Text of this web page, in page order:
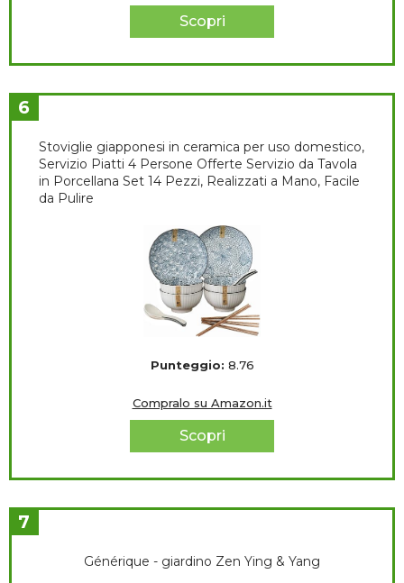
Scopri
6
Stoviglie giapponesi in ceramica per uso domestico,
Servizio Piatti 4 Persone Offerte Servizio da Tavola
in Porcellana Set 14 Pezzi, Realizzati a Mano, Facile
da Pulire
Punteggio: 8.76
Compralo su Amazon.it
Scopri
7
Générique - giardino Zen Ying & Yang